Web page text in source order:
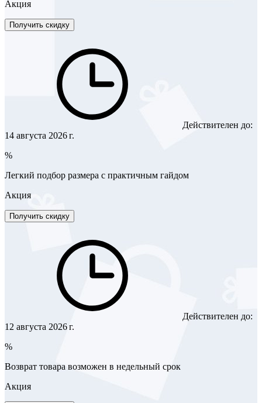
Акция
Получить скидку
Действителен до:
14 августа 2026 г.
%
Легкий подбор размера с практичным гайдом
Акция
Получить скидку
Действителен до:
12 августа 2026 г.
%
Возврат товара возможен в недельный срок
Акция